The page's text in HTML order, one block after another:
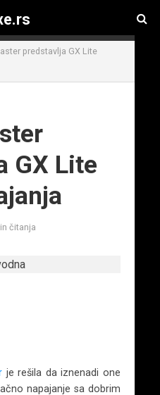
predstavlja GX Lite
GX Lite
čitanja
je rešila da iznenadi one
napajanje sa dobrim